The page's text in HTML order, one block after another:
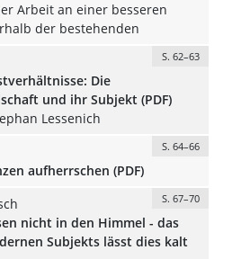
Arbeit an einer besseren
der bestehenden
S. 62–63
Die
und ihr Subjekt (PDF)
Lessenich
S. 64–66
aufherrschen (PDF)
S. 67–70
nicht in den Himmel - das
Subjekts lässt dies kalt